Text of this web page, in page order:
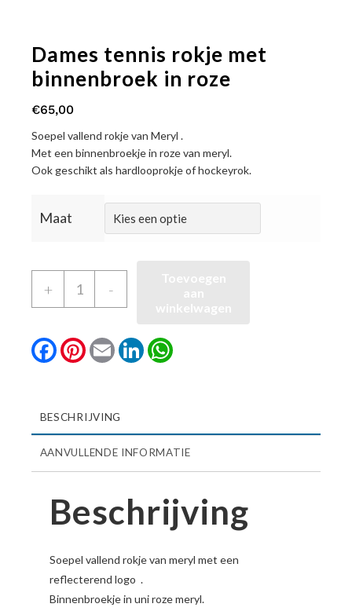
Dames tennis rokje met
binnenbroek in roze
€65,00
Soepel vallend rokje van Meryl .
Met een binnenbroekje in roze van meryl.
Ook geschikt als hardlooprokje of hockeyrok.
Maat
+
Dames
tennis
met
roze
aantal
-
FacebookPinterest
Email LinkedIn
BESCHRIJVING
AANVULLENDE INFORMATIE
Beschrijving
Soepel vallend rokje van meryl met een
reflecterend logo .
Binnenbroekje in uni roze meryl.